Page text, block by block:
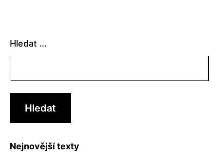
Hledat …
Nejnovější texty